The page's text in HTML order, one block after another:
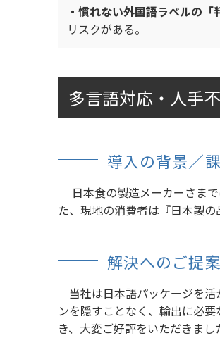
・慣れない外国語ラベルの
リスクがある。
多言語対応・人手
導入の背景／
日本食の製造メーカーさまで
た、現地の消費者は『日本製
解決へのご提案
当社は日本語パッケージを活
ンを隠すことなく、輸出に必要
き、大変ご好評をいただきまし